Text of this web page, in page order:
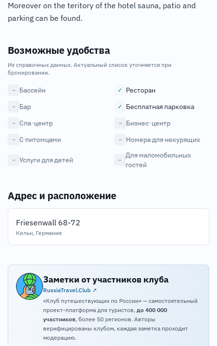
Moreover on the teritory of the hotel sauna, patio and
parking can be found.
Возможные удобства
Из справочных данных. Актуальный список уточняется при
бронировании.
− Бассейн ✓ Ресторан
− Бар ✓ Бесплатная парковка
− Спа-центр − Бизнес-центр
− С питомцами − Номера для некурящих
− Услуги для детей −
Для маломобильных
гостей
Адрес и расположение
Friesenwall 68-72
Кельн, Германия
Заметки от участников клуба
RussiaTravel.Club ↗
«Клуб путешествующих по России» — самостоятельный
проект-платформа для туристов, до 400 000
участников, более 50 регионов. Авторы
верифицированы клубом, каждая заметка проходит
модерацию.